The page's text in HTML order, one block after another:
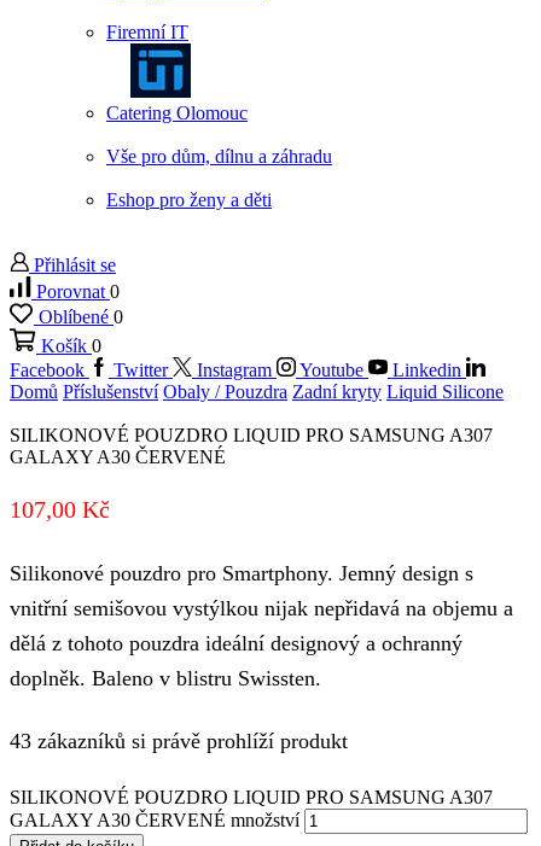
Firemní IT
Catering Olomouc
Vše pro dům, dílnu a záhradu
Eshop pro ženy a děti
Přihlásit se
Porovnat 0
Oblíbené 0
Košík 0
Facebook
Twitter Instagram Youtube
Linkedin
Domů Příslušenství Obaly / Pouzdra Zadní kryty Liquid Silicone
SILIKONOVÉ POUZDRO LIQUID PRO SAMSUNG A307
GALAXY A30 ČERVENÉ
107,00 Kč
Silikonové pouzdro pro Smartphony. Jemný design s
vnitřní semišovou vystýlkou nijak nepřidavá na objemu a
dělá z tohoto pouzdra ideální designový a ochranný
doplněk. Baleno v blistru Swissten.
43 zákazníků si právě prohlíží produkt
SILIKONOVÉ POUZDRO LIQUID PRO SAMSUNG A307
GALAXY A30 ČERVENÉ množství